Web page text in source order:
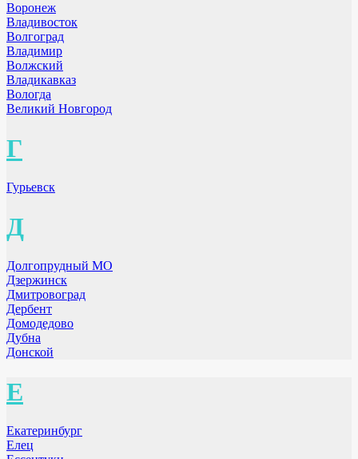
Воронеж
Владивосток
Волгоград
Владимир
Волжский
Владикавказ
Вологда
Великий Новгород
Г
Гурьевск
Д
Долгопрудный МО
Дзержинск
Дмитровоград
Дербент
Домодедово
Дубна
Донской
Е
Екатеринбург
Елец